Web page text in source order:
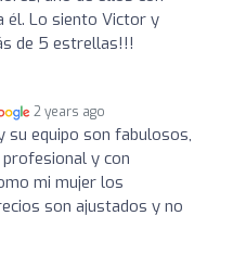
él. Lo siento Victor y
de 5 estrellas!!!
2 years ago
su equipo son fabulosos,
y con
mi mujer los
son ajustados y no